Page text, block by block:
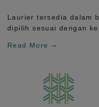
Laurier tersedia dalam
dipilih sesuai dengan
Read More